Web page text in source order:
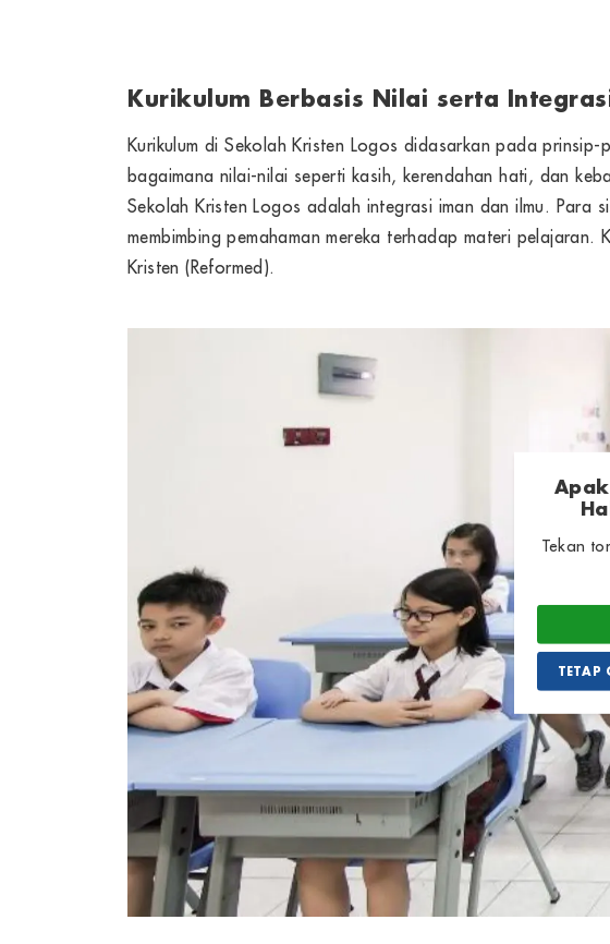
Tekan
TETAP
Kurikulum Berbasis Nilai serta
Kurikulum di Sekolah Kristen Logos didasarkan pada
bagaimana nilai-nilai seperti kasih, kerendahan hati, dan
Sekolah Kristen Logos adalah integrasi iman dan ilmu. Para
membimbing pemahaman mereka terhadap materi
Kristen (Reformed).